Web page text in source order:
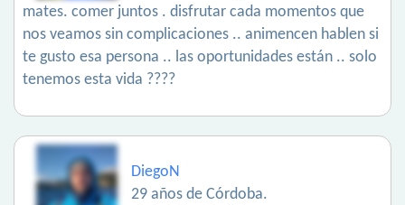
mates. comer juntos . disfrutar cada momentos que
nos veamos sin complicaciones .. animencen hablen si
te gusto esa persona .. las oportunidades están .. solo
tenemos esta vida ????
DiegoN
29 años de Córdoba.